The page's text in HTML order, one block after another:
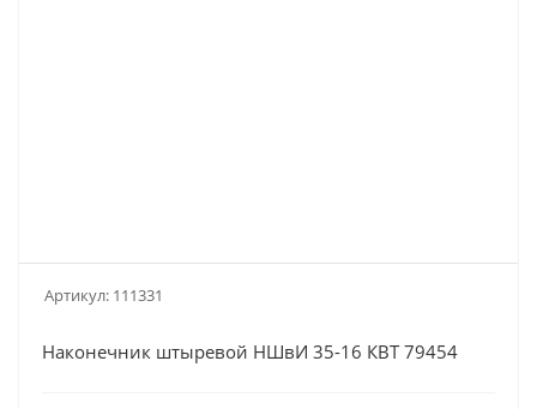
Артикул: 111331
Наконечник штыревой НШвИ 35-16 КВТ 79454